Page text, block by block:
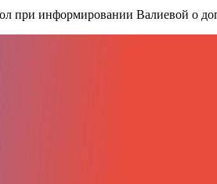
при информировании Валиевой о